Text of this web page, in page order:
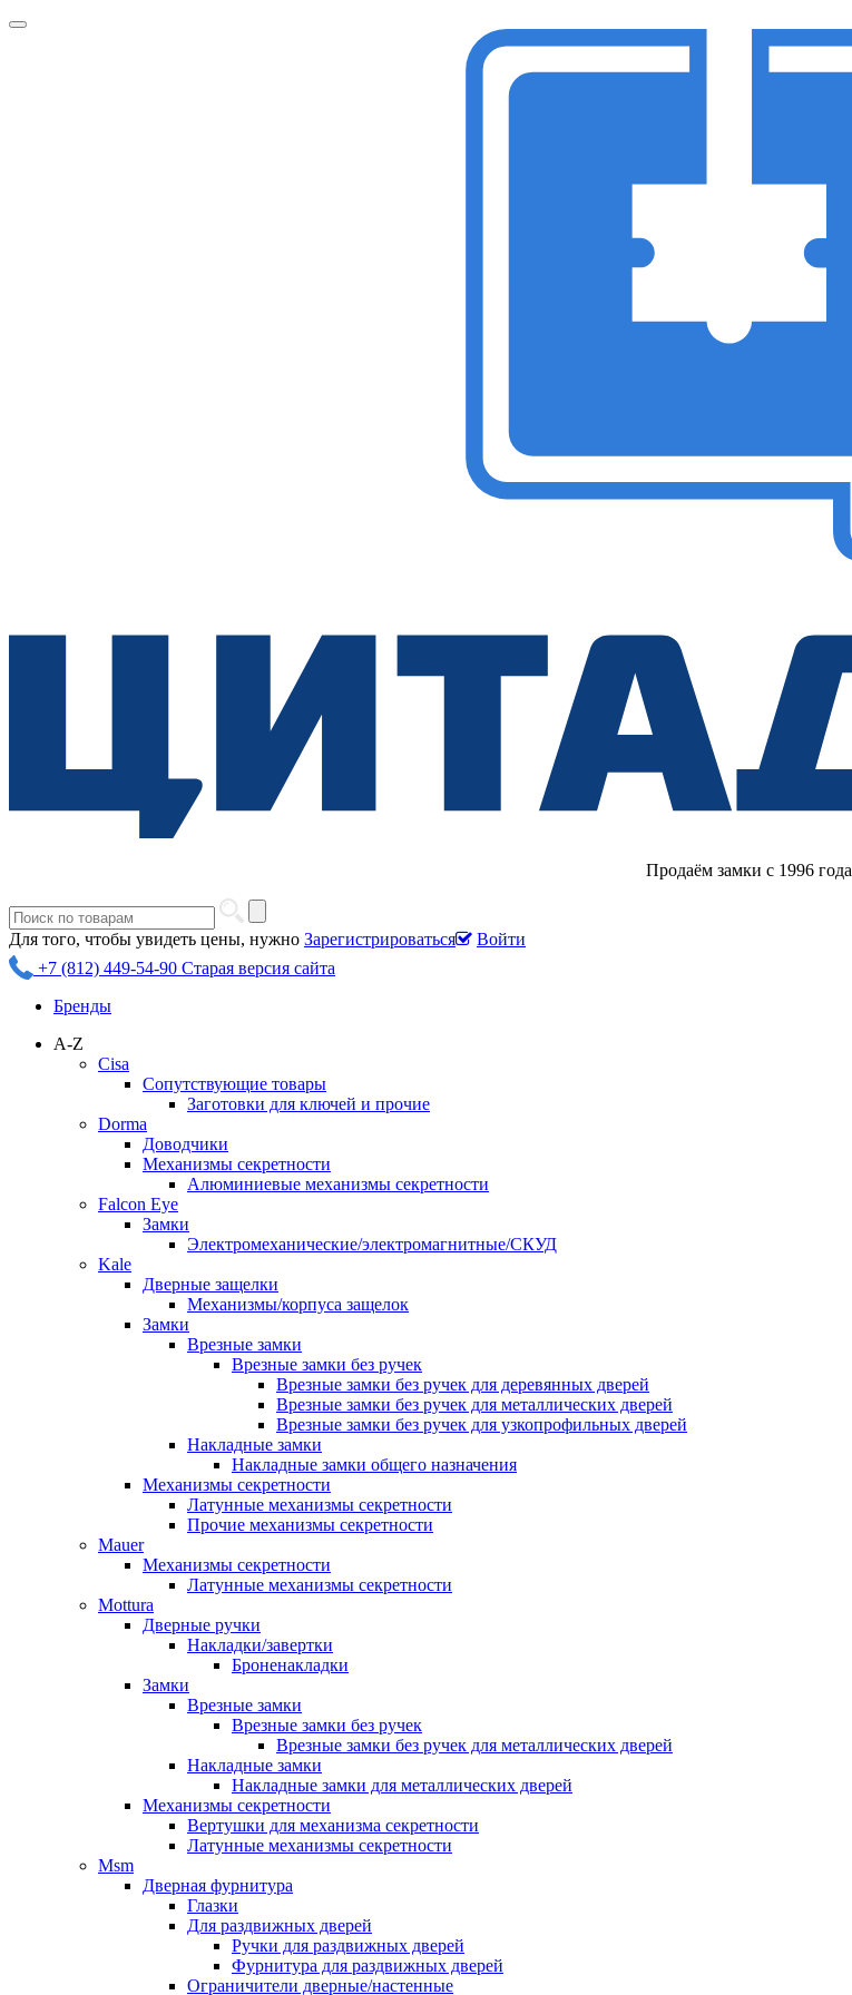
Продаём замки с 1996 года
Для того, чтобы увидеть цены, нужно Зарегистрироваться
Войти
+7 (812) 449-54-90 Старая версия сайта
Бренды
A-Z
Cisa
Сопутствующие товары
Заготовки для ключей и прочие
Dorma
Доводчики
Механизмы секретности
Алюминиевые механизмы секретности
Falcon Eye
Замки
Электромеханические/электромагнитные/СКУД
Kale
Дверные защелки
Механизмы/корпуса защелок
Замки
Врезные замки
Врезные замки без ручек
Врезные замки без ручек для деревянных дверей
Врезные замки без ручек для металлических дверей
Врезные замки без ручек для узкопрофильных дверей
Накладные замки
Накладные замки общего назначения
Механизмы секретности
Латунные механизмы секретности
Прочие механизмы секретности
Mauer
Механизмы секретности
Латунные механизмы секретности
Mottura
Дверные ручки
Накладки/завертки
Броненакладки
Замки
Врезные замки
Врезные замки без ручек
Врезные замки без ручек для металлических дверей
Накладные замки
Накладные замки для металлических дверей
Механизмы секретности
Вертушки для механизма секретности
Латунные механизмы секретности
Msm
Дверная фурнитура
Глазки
Для раздвижных дверей
Ручки для раздвижных дверей
Фурнитура для раздвижных дверей
Ограничители дверные/настенные